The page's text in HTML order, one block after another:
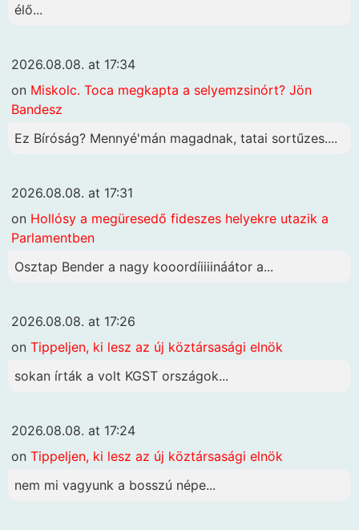
élő...
2026.08.08. at 17:34
on Miskolc. Toca megkapta a selyemzsinórt? Jön
Bandesz
Ez Bíróság? Mennyé'mán magadnak, tatai sortűzes....
2026.08.08. at 17:31
on Hollósy a megüresedő fideszes helyekre utazik a
Parlamentben
Osztap Bender a nagy kooordíiiiináátor a...
2026.08.08. at 17:26
on Tippeljen, ki lesz az új köztársasági elnök
sokan írták a volt KGST országok...
2026.08.08. at 17:24
on Tippeljen, ki lesz az új köztársasági elnök
nem mi vagyunk a bosszú népe...